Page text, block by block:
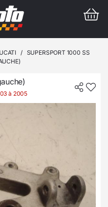
/
SUPERSPORT 1000 SS
à 2005